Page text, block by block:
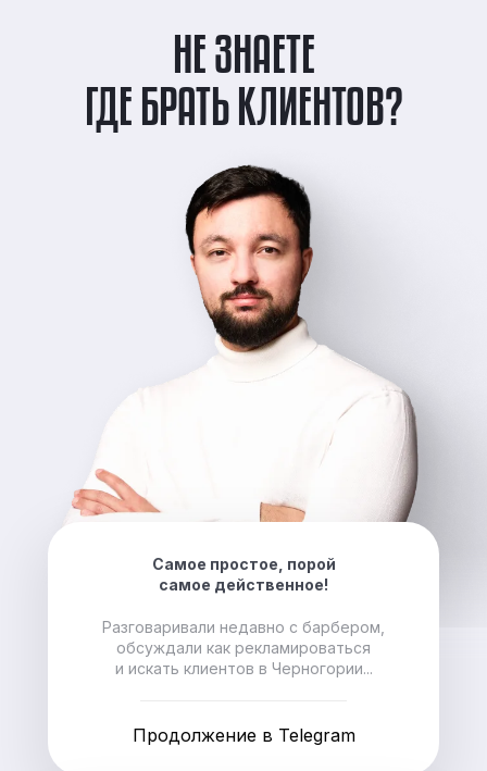
ГДЕ БРАТЬ КЛИЕНТОВ?
НЕ ЗНАЕТЕ
Самое простое, порой
самое действенное!
Разговаривали недавно с барбером,
обсуждали как рекламироваться
и искать клиентов в Черногории...
Продолжение в Telegram